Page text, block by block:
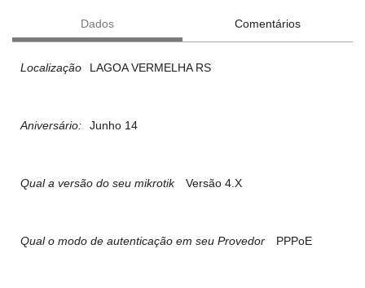
Dados Comentários
Localização LAGOA VERMELHA RS
Aniversário: Junho 14
Qual a versão do seu mikrotik Versão 4.X
Qual o modo de autenticação em seu Provedor PPPoE